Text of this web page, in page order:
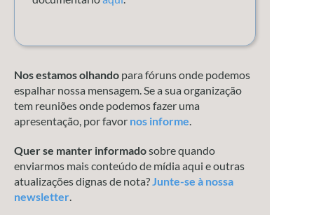
Nos estamos olhando para fóruns onde podemos
espalhar nossa mensagem. Se a sua organização
tem reuniões onde podemos fazer uma
apresentação, por favor nos informe
Quer se manter informadosobre quando
enviarmos mais conteúdo de mídia aqui e outras
atualizações dignas de nota? Junte-se à nossa
newsletter